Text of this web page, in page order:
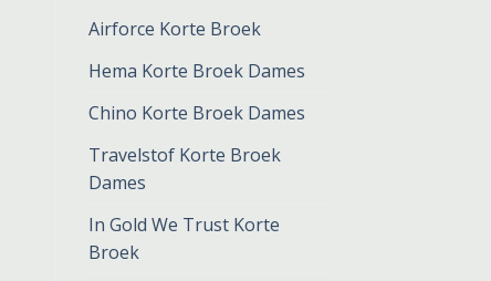
Airforce Korte Broek
Hema Korte Broek Dames
Chino Korte Broek Dames
Travelstof Korte Broek
Dames
In Gold We Trust Korte
Broek